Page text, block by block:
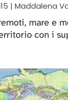
| Maddalena
mare e
con i